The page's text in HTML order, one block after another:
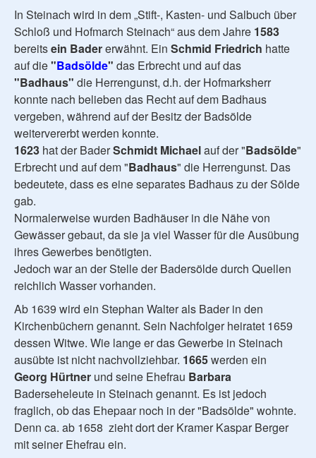
In Steinach wird in dem „Stift-, Kasten- und Salbuch über
Schloß und Hofmarch Steinach“ aus dem Jahre 1583
bereitsein Badererwähnt. Ein Schmid Friedrich hatte
auf die"Badsölde" das Erbrecht und auf das
"Badhaus" die Herrengunst, d.h. der Hofmarksherr
konnte nach belieben das Recht auf dem Badhaus
vergeben, während auf der Besitz der Badsölde
weitervererbt werden konnte.
1623 hat der BaderSchmidt Michaelauf der "Badsölde"
Erbrecht und auf dem "Badhaus" die Herrengunst. Das
bedeutete, dass es eine separates Badhaus zu der Sölde
gab.
Normalerweise wurden Badhäuser in die Nähe von
Gewässer gebaut, da sie ja viel Wasser für die Ausübung
ihres Gewerbes benötigten.
Jedoch war an der Stelle der Badersölde durch Quellen
reichlich Wasser vorhanden.
Ab 1639 wird ein Stephan Walter als Bader in den
Kirchenbüchern genannt. Sein Nachfolger heiratet 1659
dessen Witwe. Wie lange er das Gewerbe in Steinach
ausübte ist nicht nachvollziehbar. 1665werden ein
Georg Hürtner und seine Ehefrau Barbara
Baderseheleute in Steinach genannt. Es ist jedoch
fraglich, ob das Ehepaar noch in der "Badsölde" wohnte.
Denn ca. ab 1658 zieht dort der Kramer Kaspar Berger
mit seiner Ehefrau ein.